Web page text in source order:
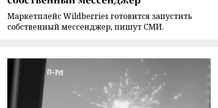
Маркетплейс Wildberries готовится запустить
собственный мессенджер, пишут СМИ.